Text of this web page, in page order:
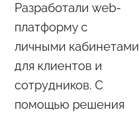
Разработали web-
платформу с
личными кабинетами
для клиентов и
сотрудников. С
помощью решения